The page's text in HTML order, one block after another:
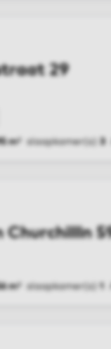
29
m² slaapkamer(s) 3
Churchillln
m² slaapkamer(s) 1